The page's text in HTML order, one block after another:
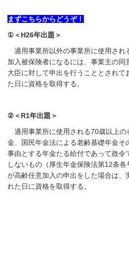
まずこちらからどうぞ！
①＜H26年出題＞
適用事業所以外の事業所に使用され
加入被保険者になるには、事業主の同
大臣に対して申出を行うこととされて
た日に資格を取得する。
②＜R1年出題＞
適用事業所に使用される70歳以上の
金、国民年金法による老齢基礎年金そ
事由とする年金たる給付であって政令
しないもの（厚生年金保険法第12条各
が高齢任意加入の申出をした場合は、
れた日に資格を取得する。